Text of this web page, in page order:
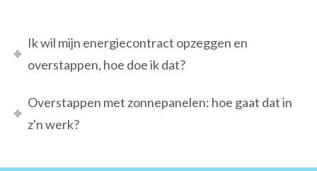
Ik wil mijn energiecontract opzeggen en
overstappen, hoe doe ik dat?
Overstappen met zonnepanelen: hoe gaat dat in
z'n werk?